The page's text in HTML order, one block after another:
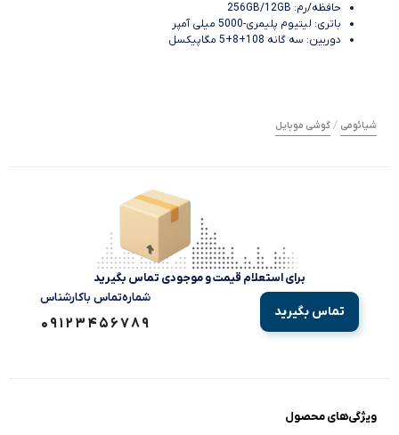
حافظه/رم: 256GB/12GB
باتری: لیتیوم پلیمری-5000 میلی آمپر
دوربین: سه گانه 108+8+5 مگاپیکسل
شیائومی / گوشی موبایل
برای استعلام قیمت و موجودی تماس بگیرید
تماس بگیرید
شماره‌تماس‌ با‌کارشناس
09123456789
ویژگی‌های محصول